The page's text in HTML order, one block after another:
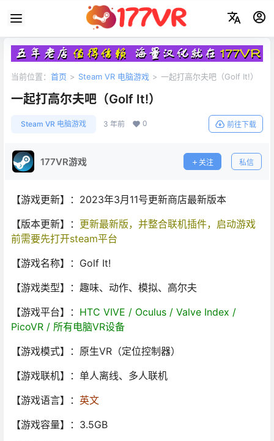
当前位置： 首页 > Steam VR 电脑游戏 > 一起打高尔夫吧（Golf It!）
一起打高尔夫吧（Golf It!）
Steam VR 电脑游戏 3 年前 0 前往下载
177VR游戏 关注 私信
【游戏更新】：2023年3月11号更新商店最新版本
【版本更新】： 更新最新版，并整合联机插件，启动游戏
前需要先打开steam平台
【游戏名称】：Golf It!
【游戏类型】：趣味、动作、模拟、高尔夫
【游戏平台】： HTC VIVE / Oculus / Valve Index /
PicoVR / 所有电脑VR设备
【游戏模式】：原生VR（定位控制器）
【游戏联机】：单人离线、多人联机
【游戏语言】： 英文
【游戏容量】：3.5GB